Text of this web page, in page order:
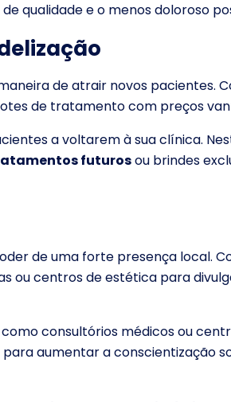
qualidade e o menos doloroso
de atrair novos pacientes.
de tratamento com preços
a voltarem à sua clínica.
futurosou brindes
de uma forte presença local.
ou centros de estética para
consultórios médicos ou
aumentar a conscientização